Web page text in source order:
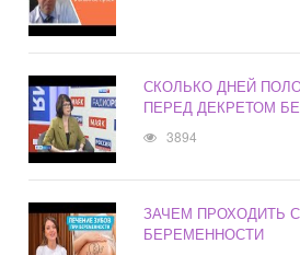
СКОЛЬКО ДНЕЙ
ПЕРЕД ДЕКРЕТОМ
3894
ЗАЧЕМ ПРОХОДИТЬ
БЕРЕМЕННОСТИ